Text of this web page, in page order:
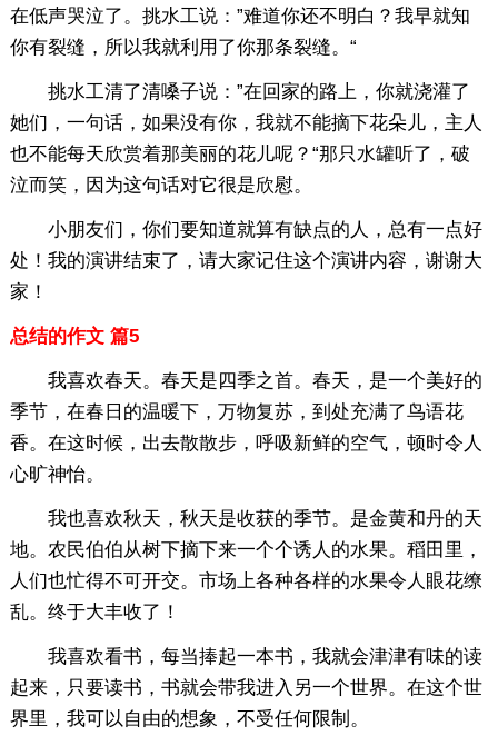
在低声哭泣了。挑水工说：”难道你还不明白？我早就知
你有裂缝，所以我就利用了你那条裂缝。“
挑水工清了清嗓子说：”在回家的路上，你就浇灌了
她们，一句话，如果没有你，我就不能摘下花朵儿，主人
也不能每天欣赏着那美丽的花儿呢？“那只水罐听了，破
泣而笑，因为这句话对它很是欣慰。
小朋友们，你们要知道就算有缺点的人，总有一点好
处！我的演讲结束了，请大家记住这个演讲内容，谢谢大
家！
总结的作文 篇5
我喜欢春天。春天是四季之首。春天，是一个美好的
季节，在春日的温暖下，万物复苏，到处充满了鸟语花
香。在这时候，出去散散步，呼吸新鲜的空气，顿时令人
心旷神怡。
我也喜欢秋天，秋天是收获的季节。是金黄和丹的天
地。农民伯伯从树下摘下来一个个诱人的水果。稻田里，
人们也忙得不可开交。市场上各种各样的水果令人眼花缭
乱。终于大丰收了！
我喜欢看书，每当捧起一本书，我就会津津有味的读
起来，只要读书，书就会带我进入另一个世界。在这个世
界里，我可以自由的想象，不受任何限制。